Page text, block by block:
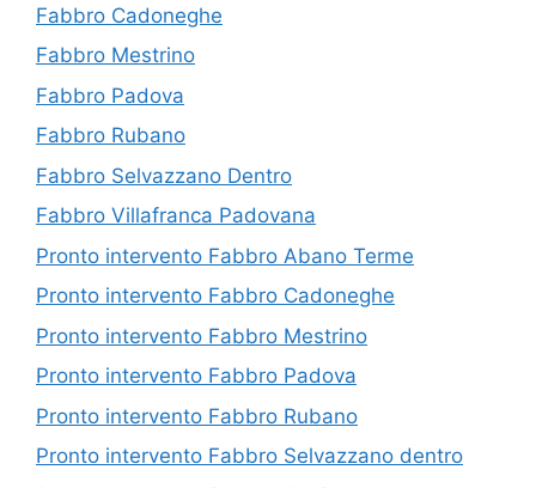
Fabbro Cadoneghe
Fabbro Mestrino
Fabbro Padova
Fabbro Rubano
Fabbro Selvazzano Dentro
Fabbro Villafranca Padovana
Pronto intervento Fabbro Abano Terme
Pronto intervento Fabbro Cadoneghe
Pronto intervento Fabbro Mestrino
Pronto intervento Fabbro Padova
Pronto intervento Fabbro Rubano
Pronto intervento Fabbro Selvazzano dentro